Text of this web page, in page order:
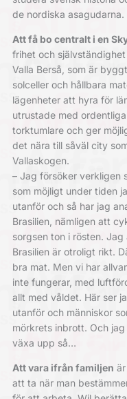
de nordiska asagudarna.
Att få bo centralt i en
frihet och
Valla Berså, som är
solceller och hållbara
lägenheter att hyra för
utrustade med
torktumlare och ger
det nära till såväl city
Vallaskogen.
– Jag försöker verkligen
som möjligt under tiden
utanför och så har jag
Brasilien, nämligen att
sorgsen ton i rösten.
Brasilien är otroligt rikt.
bra mat. Men vi har
inte fungerar, med
allt med våldet. Här ser
utanför och människor
mörkrets inbrott. Och
växa upp så…
Att vara ifrån familjen
att ta när man